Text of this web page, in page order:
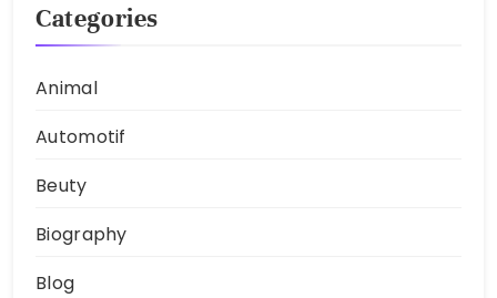
Categories
Animal
Automotif
Beuty
Biography
Blog